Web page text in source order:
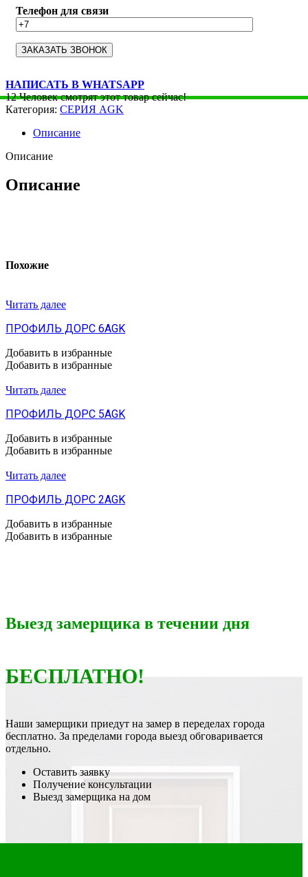
Телефон для связи
НАПИСАТЬ В WHATSAPP
12 Человек смотрят этот товар сейчас!
Категория: СЕРИЯ AGK
Описание
Описание
Описание
Похожие
Читать далее
ПРОФИЛЬ ДОРС 6AGK
Добавить в избранные
Добавить в избранные
Читать далее
ПРОФИЛЬ ДОРС 5AGK
Добавить в избранные
Добавить в избранные
Читать далее
ПРОФИЛЬ ДОРС 2AGK
Добавить в избранные
Добавить в избранные
Выезд замерщика в течении дня
БЕСПЛАТНО!
Наши замерщики приедут на замер в переделах города
бесплатно. За пределами города выезд обговаривается
отдельно.
Оставить заявку
Получение консультации
Выезд замерщика на дом